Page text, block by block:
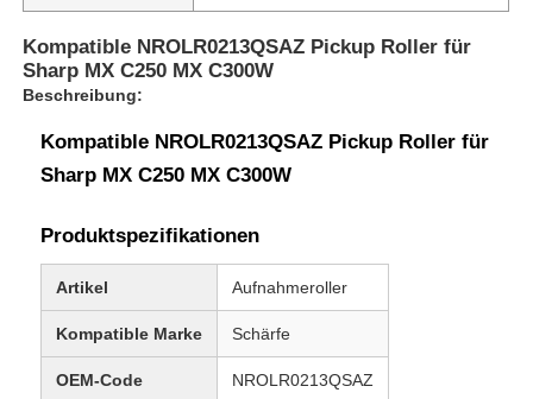
Kompatible NROLR0213QSAZ Pickup Roller für
Sharp MX C250 MX C300W
Beschreibung:
Kompatible NROLR0213QSAZ Pickup Roller für
Sharp MX C250 MX C300W
Produktspezifikationen
Artikel Aufnahmeroller
Kompatible Marke Schärfe
OEM-Code NROLR0213QSAZ